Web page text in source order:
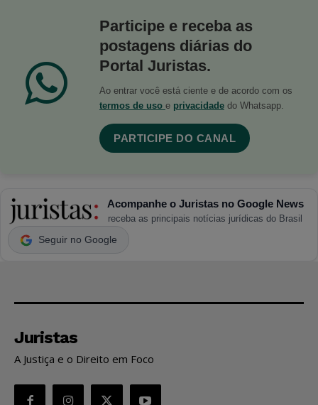
Participe e receba as
postagens diárias do
Portal Juristas.
Ao entrar você está ciente e de acordo com os
termos de uso e privacidade do Whatsapp.
PARTICIPE DO CANAL
Acompanhe o Juristas no Google News
receba as principais notícias jurídicas do Brasil
Seguir no Google
Juristas
A Justiça e o Direito em Foco